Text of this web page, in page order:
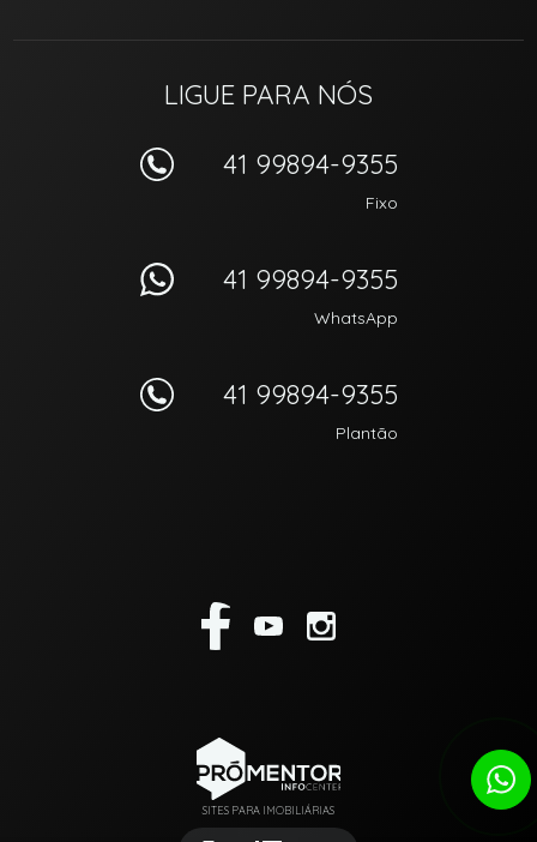
LIGUE PARA NÓS
41 99894-9355
Fixo
41 99894-9355
WhatsApp
41 99894-9355
Plantão
SITES PARA IMOBILIÁRIAS